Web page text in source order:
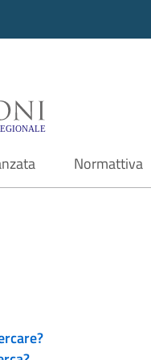
Normattiva